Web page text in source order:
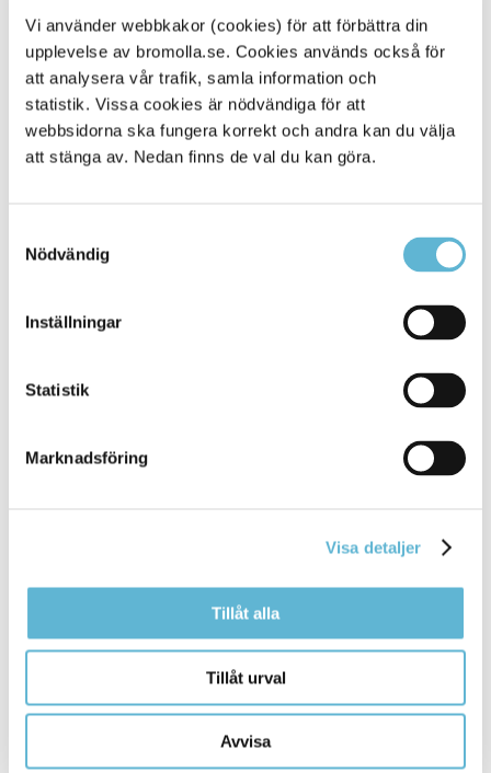
Vi använder webbkakor (cookies) för att förbättra din
upplevelse av bromolla.se. Cookies används också för
att analysera vår trafik, samla information och
statistik. Vissa cookies är nödvändiga för att
webbsidorna ska fungera korrekt och andra kan du välja
att stänga av. Nedan finns de val du kan göra.
Nödvändig
Inställningar
Statistik
Marknadsföring
Visa detaljer
Tillåt alla
Tillåt urval
Avvisa
Alla platser
KONTAKT
Besöksadress
Box 18, 295 21 Bromölla
Fax: 0456-82 22 00